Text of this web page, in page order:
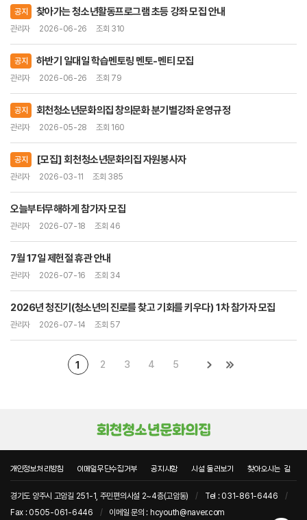
공지 찾아가는 청소년활동프로그램 초등 강좌 모집 안내
관리자 2026-06-26 조회 310
공지 하반기 일대일 학습멘토링 멘토-멘티 모집
관리자 2026-06-26 조회 79
공지 회천청소년문화의집 창의문화 분기별강좌 운영규정
관리자 2026-05-28 조회 160
공지 [모집] 회천청소년문화의집 자원봉사자
관리자 2026-03-11 조회 385
오늘부터무해하게 참가자 모집
관리자 2026-07-18 조회 46
7월 17일 제헌절 휴관 안내
관리자 2026-07-16 조회 34
2026년 청진기(청소년의 진로를 찾고 기회를 키우다) 1차 참가자 모집
관리자 2026-07-14 조회 57
1 2 3 4 5
개인정보처리방침 이메일무단수집거부 공지사항 시설 둘러보기 찾아오시는 길
경기도 양주시 고암길 251-1, 주민편의시설 2~4층(고암동) / Tel : 031-861-6446
/
Fax : 0505-061-6446
/ 이메일 문의 : hcyouth@naver.com